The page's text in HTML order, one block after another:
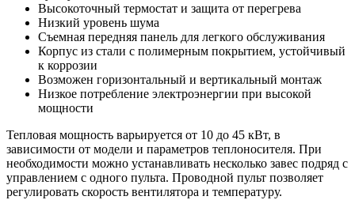
Высокоточный термостат и защита от перегрева
Низкий уровень шума
Съемная передняя панель для легкого обслуживания
Корпус из стали с полимерным покрытием, устойчивый
к коррозии
Возможен горизонтальный и вертикальный монтаж
Низкое потребление электроэнергии при высокой
мощности
Тепловая мощность варьируется от 10 до 45 кВт, в
зависимости от модели и параметров теплоносителя. При
необходимости можно устанавливать несколько завес подряд с
управлением с одного пульта. Проводной пульт позволяет
регулировать скорость вентилятора и температуру.